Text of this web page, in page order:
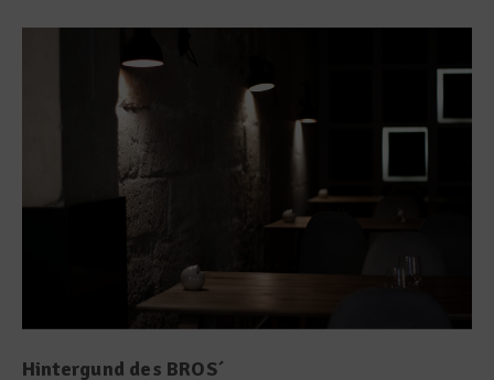
Hintergund des BROS´